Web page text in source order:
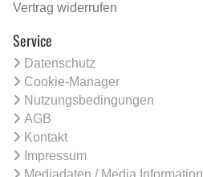
Vertrag widerrufen
Service
Datenschutz
Cookie-Manager
Nutzungsbedingungen
AGB
Kontakt
Impressum
Mediadaten / Media Information